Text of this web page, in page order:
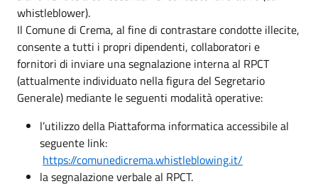
whistleblower).
Il Comune di Crema, al fine di contrastare condotte illecite,
consente a tutti i propri dipendenti, collaboratori e
fornitori di inviare una segnalazione interna al RPCT
(attualmente individuato nella figura del Segretario
Generale) mediante le seguenti modalità operative:
l’utilizzo della Piattaforma informatica accessibile al
seguente link:
https://comunedicrema.whistleblowing.it/
la segnalazione verbale al RPCT.